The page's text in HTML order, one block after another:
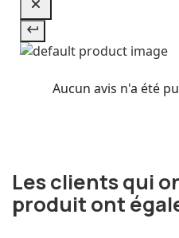
Aucun avis n'a été
Les clients qui
produit ont